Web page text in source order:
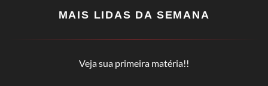
MAIS LIDAS DA SEMANA
Veja sua primeira matéria!!